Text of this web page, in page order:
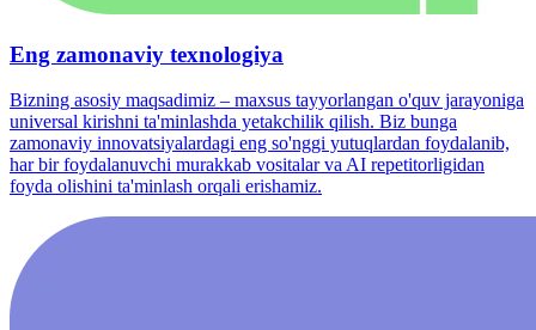
Eng zamonaviy texnologiya
Bizning asosiy maqsadimiz – maxsus tayyorlangan o'quv jarayoniga
universal kirishni ta'minlashda yetakchilik qilish. Biz bunga
zamonaviy innovatsiyalardagi eng so'nggi yutuqlardan foydalanib,
har bir foydalanuvchi murakkab vositalar va AI repetitorligidan
foyda olishini ta'minlash orqali erishamiz.